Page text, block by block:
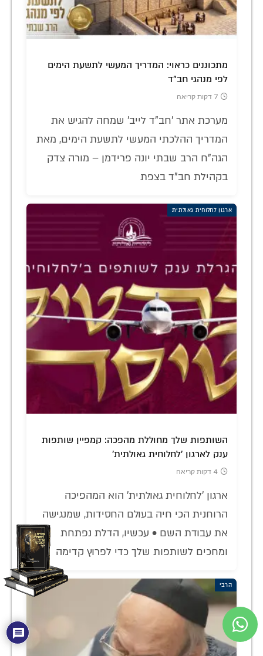
מתכוננים כראוי: המדריך המעשי לתשעת הימים
לפי מנהגי חב"ד
7 דקות קריאה
מערכת אתר 'חב"ד לייב' שמחה להגיש את
המדריך ההלכתי המעשי לתשעת הימים, מאת
הגה"ח הרב שבתי יונה פרידמן – מורה צדק
בקהילת חב"ד בצפת
ארגון לחלוחית גאולתית
השותפות שלך מחוללת מהפכה: קמפיין שותפות
ענק לארגון 'לחלוחית גאולתית'
4 דקות קריאה
ארגון 'לחלוחית גאולתית' הוא המהפיכה
הרוחנית הכי חיה בעולם החסידות, שמנגישה
את עבודת השם • עכשיו, הדלת נפתחת
ומחכים לשותפות שלך כדי לפרוץ קדימה
הרבי